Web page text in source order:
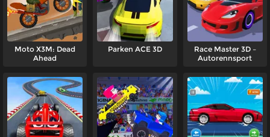
Moto X3M: Dead
Ahead
Parken ACE 3D
Race Master 3D –
Autorennsport